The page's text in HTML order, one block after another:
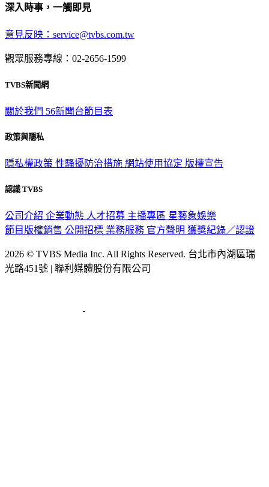
深入時事，一觸即見
意見反映：service@tvbs.com.tw
觀眾服務專線：02-2656-1599
TVBS新聞網
關於我們 56新聞台節目表
政策與隱私
隱私權政策 性騷擾防治措施 網站使用協定 版權宣告
認識 TVBS
公司介紹 企業動態 人才招募 主播專區 星藝象娛樂
節目版權銷售 公開招標 業務服務 官方聲明 獲獎紀錄／認證
2026 © TVBS Media Inc. All Rights Reserved. 台北市內湖區瑞
光路451號 | 聯利媒體股份有限公司